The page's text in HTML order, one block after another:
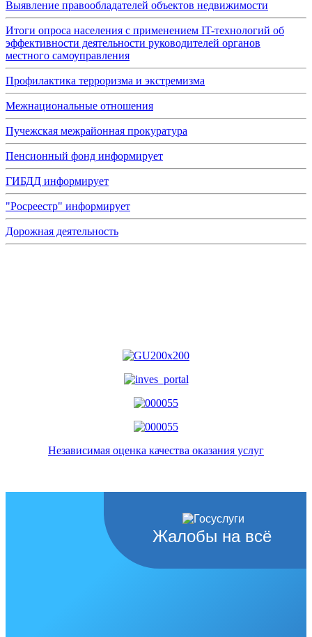
Выявление правообладателей объектов недвижимости
Итоги опроса населения с применением IT-технологий об
эффективности деятельности руководителей органов
местного самоуправления
Профилактика терроризма и экстремизма
Межнациональные отношения
Пучежская межрайонная прокуратура
Пенсионный фонд информирует
ГИБДД информирует
"Росреестр" информирует
Дорожная деятельность
Независимая оценка качества оказания услуг
Жалобы на всё